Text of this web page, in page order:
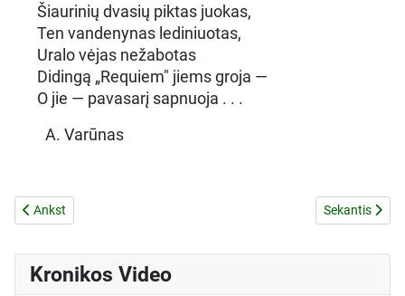
Šiaurinių dvasių piktas juokas,
Ten vandenynas lediniuotas,
Uralo vėjas nežabotas
Didingą „Requiem" jiems groja —
O jie — pavasarį sapnuoja . . .
A. Varūnas
Ankstesnis straipsnis: KRUVINI BOLŠEVIKŲ DARBAI
Ankst Kitas
Sekantis
Kronikos Video